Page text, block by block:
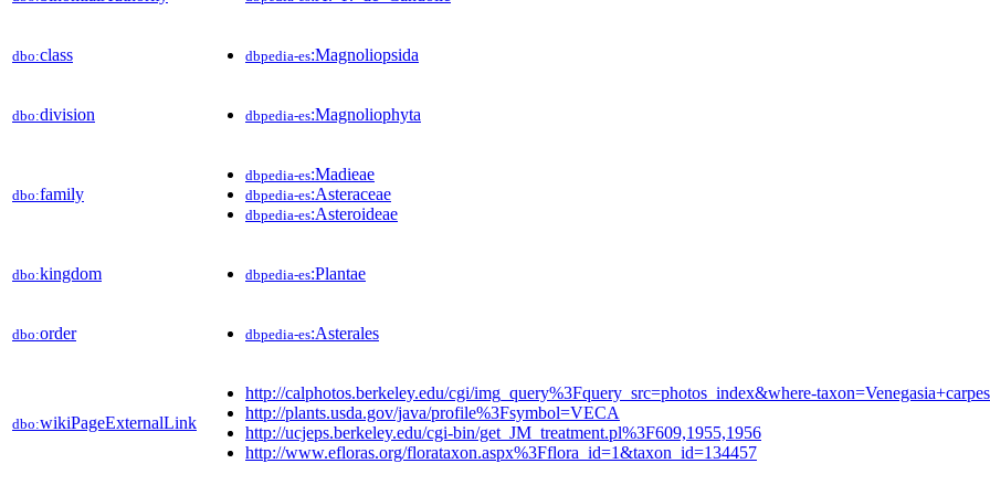
dbo:class dbpedia-es:Magnoliopsida
dbo:division dbpedia-es:Magnoliophyta
dbo:family
dbpedia-es:Madieae
dbpedia-es:Asteraceae
dbpedia-es:Asteroideae
dbo:kingdom dbpedia-es:Plantae
dbo:order dbpedia-es:Asterales
dbo:wikiPageExternalLink
http://calphotos.berkeley.edu/cgi/img_query%3Fquery_src=photos_index&where-
http://plants.usda.gov/java/profile%3Fsymbol=VECA
http://ucjeps.berkeley.edu/cgi-bin/get_JM_treatment.pl%3F609,1955,1956
http://www.efloras.org/florataxon.aspx%3Fflora_id=1&taxon_id=134457